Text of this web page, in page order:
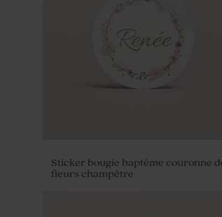
Sticker bougie baptême couronne
fleurs champêtre